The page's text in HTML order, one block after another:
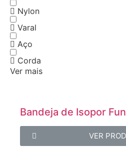
Nylon
Varal
Aço
Corda
Ver mais
Bandeja de Isopor
VER